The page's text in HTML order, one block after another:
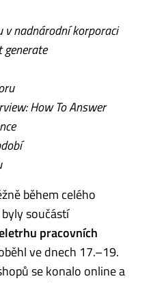
v nadnárodní korporaci
generate
How To Answer
během celého
součástí
pracovních
ve dnech 17.–19.
se konalo online a